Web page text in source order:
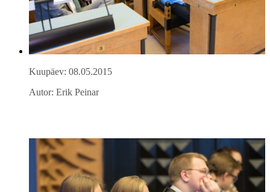
Kuupäev: 08.05.2015
Autor: Erik Peinar